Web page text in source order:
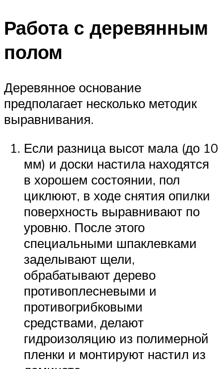
Работа с деревянным
полом
Деревянное основание
предполагает несколько методик
выравнивания.
Если разница высот мала (до 10
мм) и доски настила находятся
в хорошем состоянии, пол
циклюют, в ходе снятия опилки
поверхность выравнивают по
уровню. После этого
специальными шпаклевками
заделывают щели,
обрабатывают дерево
противоплесневыми и
противогрибковыми
средствами, делают
гидроизоляцию из полимерной
пленки и монтируют настил из